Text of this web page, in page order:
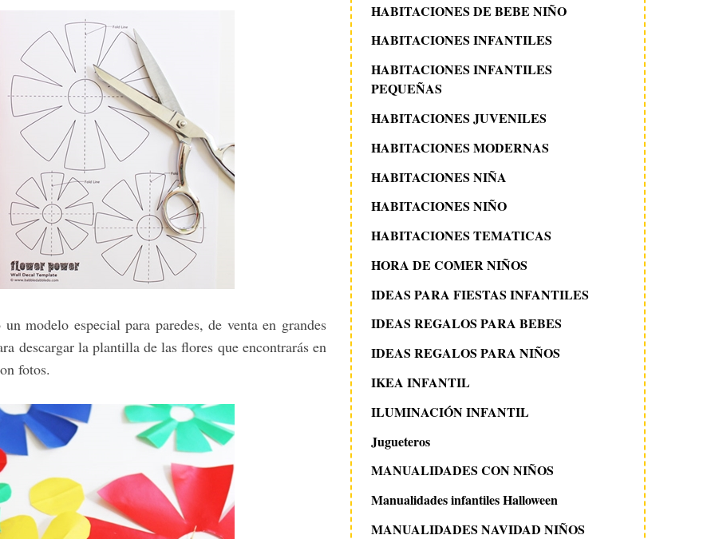
modelo especial para paredes, de venta en grandes
descargar la plantilla de las flores que encontrarás en
fotos.
HABITACIONES DE BEBE NIÑO
HABITACIONES INFANTILES
HABITACIONES INFANTILES
PEQUEÑAS
HABITACIONES JUVENILES
HABITACIONES MODERNAS
HABITACIONES NIÑA
HABITACIONES NIÑO
HABITACIONES TEMATICAS
HORA DE COMER NIÑOS
IDEAS PARA FIESTAS INFANTILES
IDEAS REGALOS PARA BEBES
IDEAS REGALOS PARA NIÑOS
IKEA INFANTIL
ILUMINACIÓN INFANTIL
Jugueteros
MANUALIDADES CON NIÑOS
Manualidades infantiles Halloween
MANUALIDADES NAVIDAD NIÑOS